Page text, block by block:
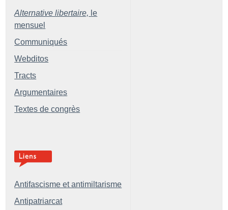
Alternative libertaire, le
mensuel
Communiqués
Webditos
Tracts
Argumentaires
Textes de congrès
Antifascisme et antimiltarisme
Antipatriarcat